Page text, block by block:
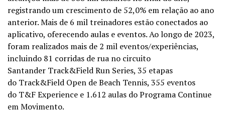
registrando um crescimento de 52,0% em relação ao ano
anterior. Mais de 6 mil treinadores estão conectados ao
aplicativo, oferecendo aulas e eventos. Ao longo de 2023,
foram realizados mais de 2 mil eventos/experiências,
incluindo 81 corridas de rua no circuito
Santander Track&Field Run Series, 35 etapas
do Track&Field Open de Beach Tennis, 355 eventos
do T&F Experience e 1.612 aulas do Programa Continue
em Movimento.